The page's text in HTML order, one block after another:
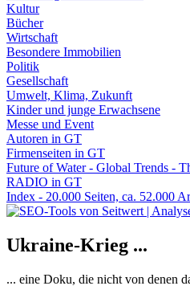
Kultur
Bücher
Wirtschaft
Besondere Immobilien
Politik
Gesellschaft
Umwelt, Klima, Zukunft
Kinder und junge Erwachsene
Messe und Event
Autoren in GT
Firmenseiten in GT
Future of Water - Global Trends -
RADIO in GT
Index - 20.000 Seiten, ca. 52.000
Ukraine-Krieg ...
... eine Doku, die nicht von denen